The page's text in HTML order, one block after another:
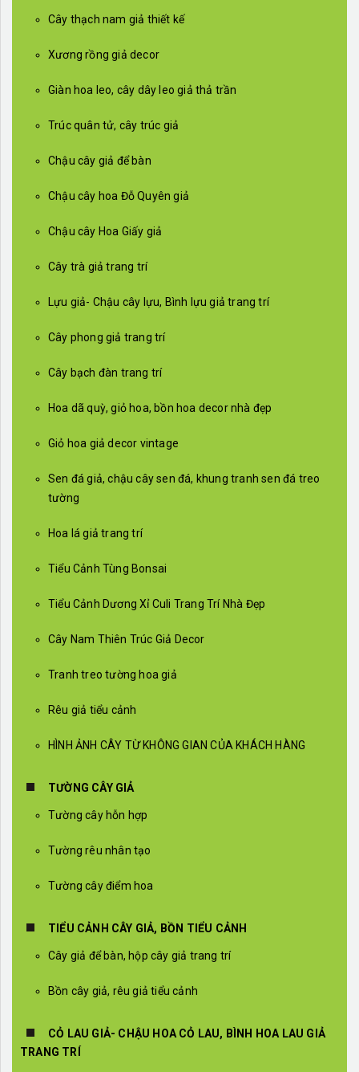
Cây thạch nam giả thiết kế
Xương rồng giả decor
Giàn hoa leo, cây dây leo giả thả trần
Trúc quân tử, cây trúc giả
Chậu cây giả để bàn
Chậu cây hoa Đỗ Quyên giả
Chậu cây Hoa Giấy giả
Cây trà giả trang trí
Lựu giả- Chậu cây lựu, Bình lựu giả trang trí
Cây phong giả trang trí
Cây bạch đàn trang trí
Hoa dã quỳ, giỏ hoa, bồn hoa decor nhà đẹp
Giỏ hoa giả decor vintage
Sen đá giả, chậu cây sen đá, khung tranh sen đá treo
tường
Hoa lá giả trang trí
Tiểu Cảnh Tùng Bonsai
Tiểu Cảnh Dương Xỉ Culi Trang Trí Nhà Đẹp
Cây Nam Thiên Trúc Giả Decor
Tranh treo tường hoa giả
Rêu giả tiểu cảnh
HÌNH ẢNH CÂY TỪ KHÔNG GIAN CỦA KHÁCH HÀNG
TƯỜNG CÂY GIẢ
Tường cây hỗn hợp
Tường rêu nhân tạo
Tường cây điểm hoa
TIỂU CẢNH CÂY GIẢ, BỒN TIỂU CẢNH
Cây giả để bàn, hộp cây giả trang trí
Bồn cây giả, rêu giả tiểu cảnh
CỎ LAU GIẢ- CHẬU HOA CỎ LAU, BÌNH HOA LAU GIẢ
TRANG TRÍ